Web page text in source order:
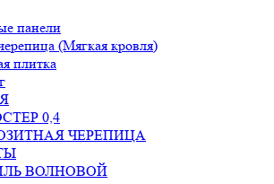
панели
(Мягкая кровля)
плитка
0,4
ЧЕРЕПИЦА
ВОЛНОВОЙ